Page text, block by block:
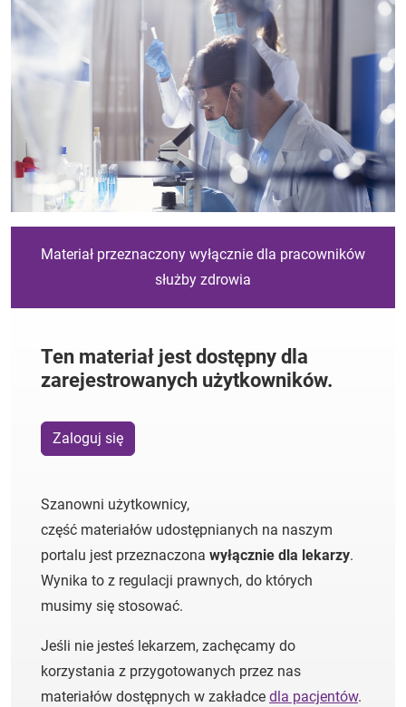
Materiał przeznaczony wyłącznie dla pracowników
służby zdrowia
Ten materiał jest dostępny dla
zarejestrowanych użytkowników.
Zaloguj się
Szanowni użytkownicy,
część materiałów udostępnianych na naszym
portalu jest przeznaczona wyłącznie dla lekarzy.
Wynika to z regulacji prawnych, do których
musimy się stosować.
Jeśli nie jesteś lekarzem, zachęcamy do
korzystania z przygotowanych przez nas
materiałów dostępnych w zakładce dla pacjentów.